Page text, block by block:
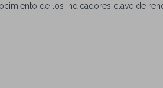
de los indicadores clave de